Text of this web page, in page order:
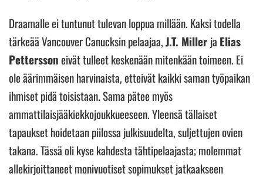
Draamalle ei tuntunut tulevan loppua millään. Kaksi todella
tärkeää Vancouver Canucksin pelaajaa,J.T. Miller ja Elias
Petterssoneivät tulleet keskenään mitenkään toimeen. Ei
ole äärimmäisen harvinaista, etteivät kaikki saman työpaikan
ihmiset pidä toisistaan. Sama pätee myös
ammattilaisjääkiekkojoukkueeseen. Yleensä tällaiset
tapaukset hoidetaan piilossa julkisuudelta, suljettujen ovien
takana. Tässä oli kyse kahdesta tähtipelaajasta; molemmat
allekirjoittaneet monivuotiset sopimukset jatkaakseen